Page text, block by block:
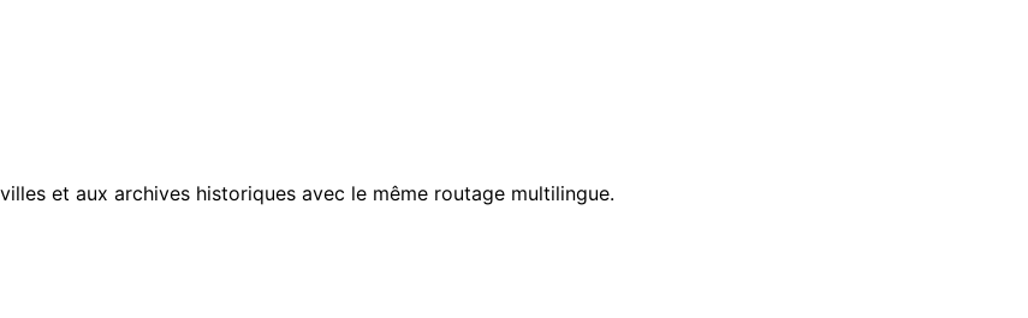
et aux archives historiques avec le même routage multilingue.